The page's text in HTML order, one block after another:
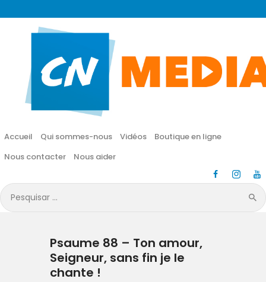
Accueil Qui sommes-nous Vidéos
Boutique en ligne
Nous contacter
Nous aider
Pesquisar
por:
CN MÉDIA
Une vie nouvelle en JESUS !
Accueil
Vidéos
Boutique en ligne
Nous aider
Psaume 88 – Ton amour,
Seigneur, sans fin je le
chante !